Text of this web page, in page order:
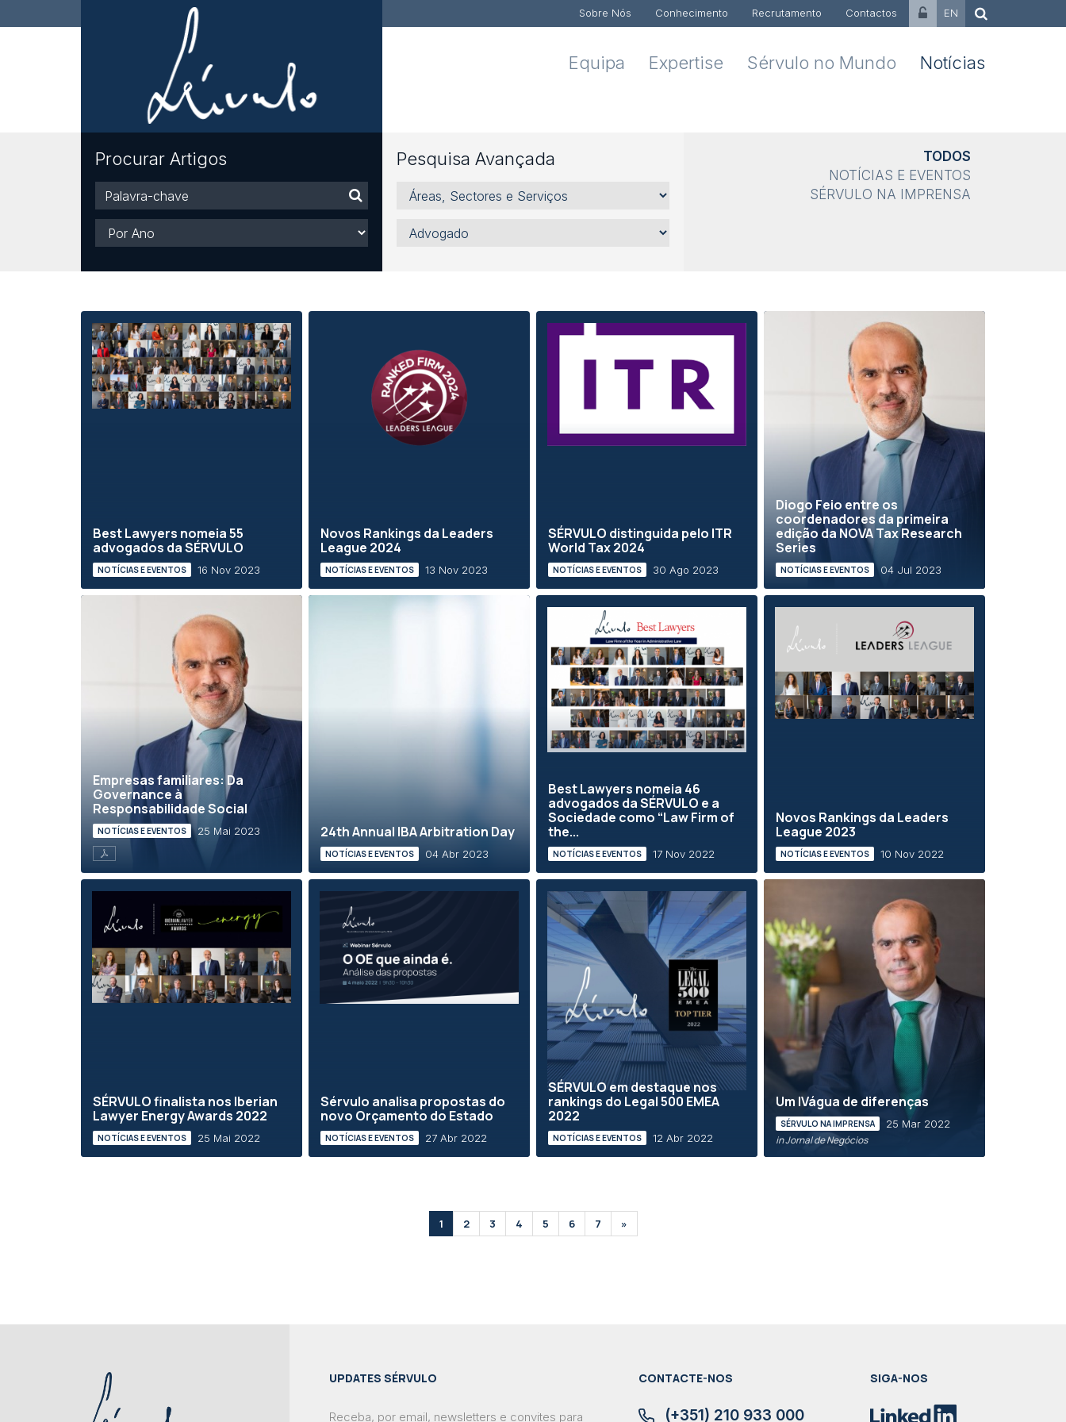
Sobre Nós Conhecimento Recrutamento Contactos EN
Equipa Expertise Sérvulo no Mundo Notícias
Procurar Artigos
Palavra-
chave
Ano
Pesquisa Avançada
Áreas,
Sectores
Serviços
Advogado
TODOS
NOTÍCIAS E EVENTOS
SÉRVULO NA IMPRENSA
Best Lawyers nomeia 55
advogados da SÉRVULO
NOTÍCIAS E EVENTOS 16 Nov 2023
Novos Rankings da Leaders
League 2024
NOTÍCIAS E EVENTOS 13 Nov 2023
SÉRVULO distinguida pelo ITR
World Tax 2024
NOTÍCIAS E EVENTOS 30 Ago 2023
Diogo Feio entre os
coordenadores da primeira
edição da NOVA Tax Research
Series
NOTÍCIAS E EVENTOS 04 Jul 2023
Empresas familiares: Da
Governance à
Responsabilidade Social
NOTÍCIAS E EVENTOS 25 Mai 2023 24th Annual IBA Arbitration Day
NOTÍCIAS E EVENTOS 04 Abr 2023
Best Lawyers nomeia 46
advogados da SÉRVULO e a
Sociedade como “Law Firm of
the...
NOTÍCIAS E EVENTOS 17 Nov 2022
Novos Rankings da Leaders
League 2023
NOTÍCIAS E EVENTOS 10 Nov 2022
SÉRVULO finalista nos Iberian
Lawyer Energy Awards 2022
NOTÍCIAS E EVENTOS 25 Mai 2022
Sérvulo analisa propostas do
novo Orçamento do Estado
NOTÍCIAS E EVENTOS 27 Abr 2022
SÉRVULO em destaque nos
rankings do Legal 500 EMEA
2022
NOTÍCIAS E EVENTOS 12 Abr 2022
Um IVágua de diferenças
SÉRVULO NA IMPRENSA 25 Mar 2022
in Jornal de Negócios
1 2 3 4 5 6 7 »
UPDATES SÉRVULO
Receba, por email, newsletters e convites para
CONTACTE-NOS
(+351) 210 933 000
SIGA-NOS